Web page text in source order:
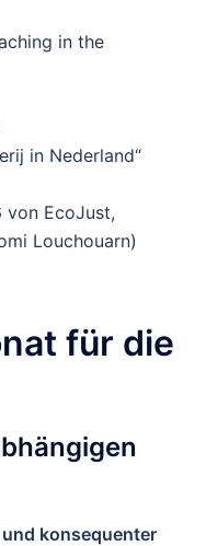
in the
in Nederland“
EcoJust,
Louchouarn)
für die
konsequenter